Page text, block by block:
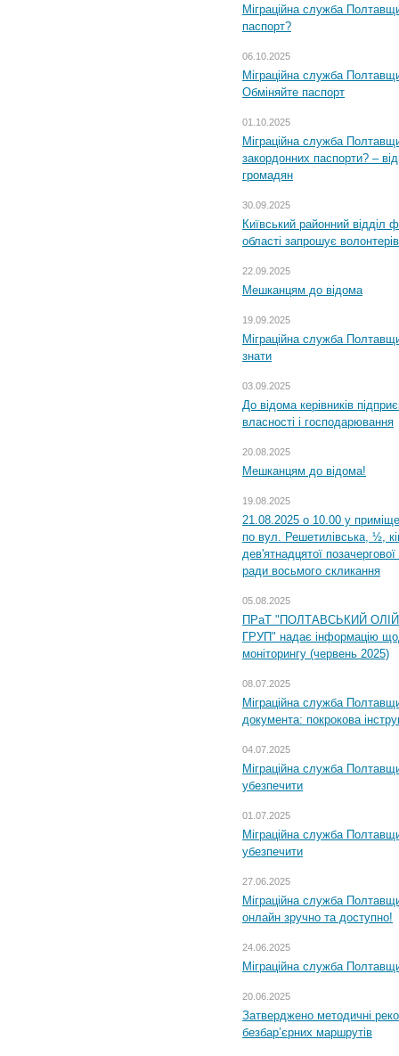
Міграційна служба
паспорт?
06.10.2025
Міграційна служба
Обміняйте паспорт
01.10.2025
Міграційна служба
закордонних паспорти? –
громадян
30.09.2025
Київський районний відділ
області запрошує
22.09.2025
Мешканцям до відома
19.09.2025
Міграційна служба
знати
03.09.2025
До відома керівників
власності і господарювання
20.08.2025
Мешканцям до відома!
19.08.2025
21.08.2025 о 10.00 у
по вул. Решетилівська, ½,
дев'ятнадцятої
ради восьмого скликання
05.08.2025
ПРаТ "ПОЛТАВСЬКИЙ
ГРУП" надає інформацію
моніторингу (червень 2025)
08.07.2025
Міграційна служба
документа: покрокова
04.07.2025
Міграційна служба
убезпечити
01.07.2025
Міграційна служба
убезпечити
27.06.2025
Міграційна служба
онлайн зручно та доступно!
24.06.2025
Міграційна служба
20.06.2025
Затверджено методичні
безбар’єрних маршрутів